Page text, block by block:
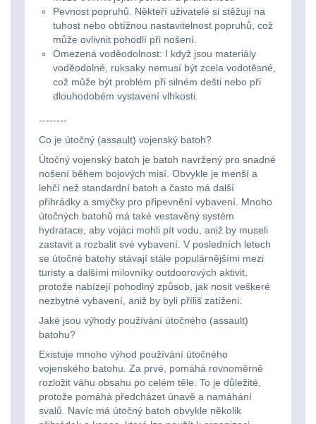
svítilny
Vyhledávací
svítilny
svítilny
Nabíjacie
baterky
Svietidlá
magnetom
Svietidlá
CRI≥90
Laserové
Ledvinky60
Duffle bagy25
Univerzalní tašky60
zbraně39
Hydratační vaky10
Pouzdra a Kapsy614
Organizéry109
Na opasek136
Na láhev43
Na zasobniky157
Odhazováky39
Pevnost popruhů. Někteří uživatelé si stěžují na
tuhost nebo obtížnou nastavitelnost popruhů, což
může ovlivnit pohodlí při nošení.
Omezená voděodolnost: I když jsou materiály
voděodolné, ruksaky nemusí být zcela vodotěsné,
což může být problém při silném dešti nebo při
dlouhodobém vystavení vlhkosti.
--------
Co je útočný (assault) vojenský batoh?
Útočný vojenský batoh je batoh navržený pro snadné
nošení během bojových misí. Obvykle je menší a
lehčí než standardní batoh a často má další
přihrádky a smyčky pro připevnění vybavení. Mnoho
útočných batohů má také vestavěný systém
hydratace, aby vojáci mohli pít vodu, aniž by museli
zastavit a rozbalit své vybavení. V posledních letech
se útočné batohy stávají stále populárnějšími mezi
turisty a dalšími milovníky outdoorových aktivit,
protože nabízejí pohodlný způsob, jak nosit veškeré
nezbytné vybavení, aniž by byli příliš zatíženi.
Jaké jsou výhody používání útočného (assault)
batohu?
Existuje mnoho výhod používání útočného
vojenského batohu. Za prvé, pomáhá rovnoměrně
rozložit váhu obsahu po celém těle. To je důležité,
protože pomáhá předcházet únavě a namáhání
svalů. Navíc má útočný batoh obvykle několik